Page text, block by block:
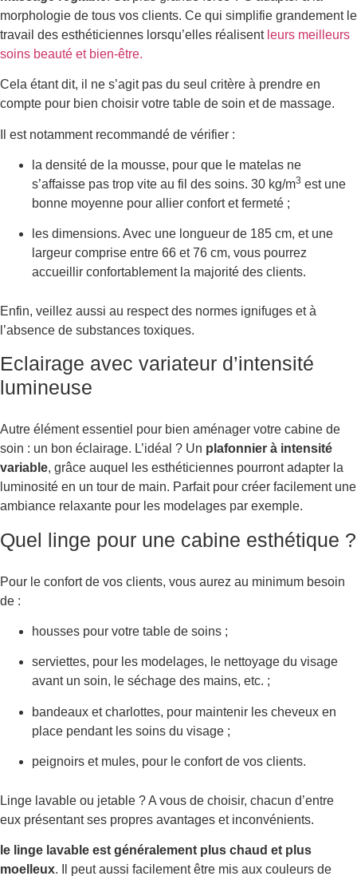
morphologie de tous vos clients. Ce qui simplifie grandement le
travail des esthéticiennes lorsqu’elles réalisent leurs meilleurs
soins beauté et bien-être.
Cela étant dit, il ne s’agit pas du seul critère à prendre en
compte pour bien choisir votre table de soin et de massage.
Il est notamment recommandé de vérifier :
la densité de la mousse, pour que le matelas ne
s’affaisse pas trop vite au fil des soins. 30 kg/m3 est une
bonne moyenne pour allier confort et fermeté ;
les dimensions. Avec une longueur de 185 cm, et une
largeur comprise entre 66 et 76 cm, vous pourrez
accueillir confortablement la majorité des clients.
Enfin, veillez aussi au respect des normes ignifuges et à
l’absence de substances toxiques.
Eclairage avec variateur d’intensité
lumineuse
Autre élément essentiel pour bien aménager votre cabine de
soin : un bon éclairage. L’idéal ? Un plafonnier à intensité
variable, grâce auquel les esthéticiennes pourront adapter la
luminosité en un tour de main. Parfait pour créer facilement une
ambiance relaxante pour les modelages par exemple.
Quel linge pour une cabine esthétique ?
Pour le confort de vos clients, vous aurez au minimum besoin
de :
housses pour votre table de soins ;
serviettes, pour les modelages, le nettoyage du visage
avant un soin, le séchage des mains, etc. ;
bandeaux et charlottes, pour maintenir les cheveux en
place pendant les soins du visage ;
peignoirs et mules, pour le confort de vos clients.
Linge lavable ou jetable ? A vous de choisir, chacun d’entre
eux présentant ses propres avantages et inconvénients.
le linge lavable est généralement plus chaud et plus
moelleux. Il peut aussi facilement être mis aux couleurs de